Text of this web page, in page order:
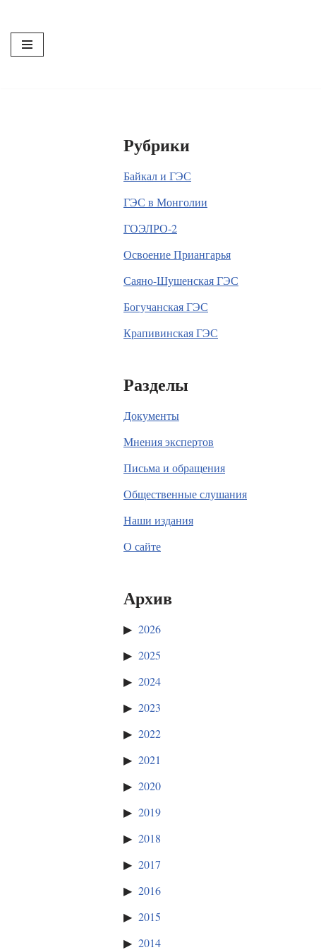
Перейти
к
Рубрики
Байкал и ГЭС
ГЭС в Монголии
ГОЭЛРО-2
Освоение Приангарья
Саяно-Шушенская ГЭС
Богучанская ГЭС
Крапивинская ГЭС
Разделы
Документы
Мнения экспертов
Письма и обращения
Общественные слушания
Наши издания
О сайте
Архив
2026
2025
2024
2023
2022
2021
2020
2019
2018
2017
2016
2015
2014